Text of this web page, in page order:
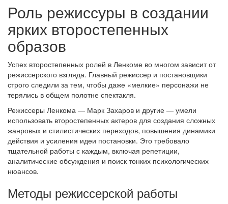
Роль режиссуры в создании
ярких второстепенных
образов
Успех второстепенных ролей в Ленкоме во многом зависит от
режиссерского взгляда. Главный режиссер и постановщики
строго следили за тем, чтобы даже «мелкие» персонажи не
терялись в общем полотне спектакля.
Режиссеры Ленкома — Марк Захаров и другие — умели
использовать второстепенных актеров для создания сложных
жанровых и стилистических переходов, повышения динамики
действия и усиления идеи постановки. Это требовало
тщательной работы с каждым, включая репетиции,
аналитические обсуждения и поиск тонких психологических
нюансов.
Методы режиссерской работы